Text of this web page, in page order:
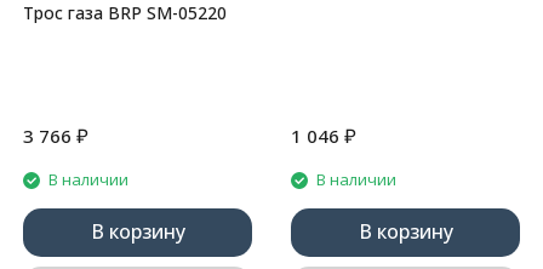
Трос газа BRP SM-05220
3 766 ₽
В наличии
В корзину
1 046 ₽
В наличии
В корзину